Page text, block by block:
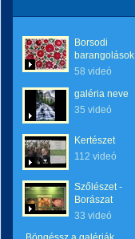
Borsodi
barangolások
58 videó
galéria neve
35 videó
Kertészet
112 videó
Szőlészet -
Borászat
33 videó